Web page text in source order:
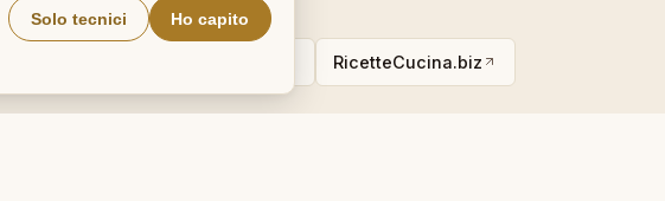
RicetteCucina.biz
Solo tecnici Ho capito